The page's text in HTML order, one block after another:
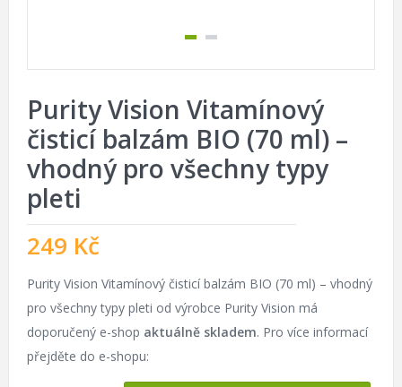
Purity Vision Vitamínový
čisticí balzám BIO (70 ml) –
vhodný pro všechny typy
pleti
249 Kč
Purity Vision Vitamínový čisticí balzám BIO (70 ml) – vhodný
pro všechny typy pleti od výrobce Purity Vision má
doporučený e-shop aktuálně skladem. Pro více informací
přejděte do e-shopu: